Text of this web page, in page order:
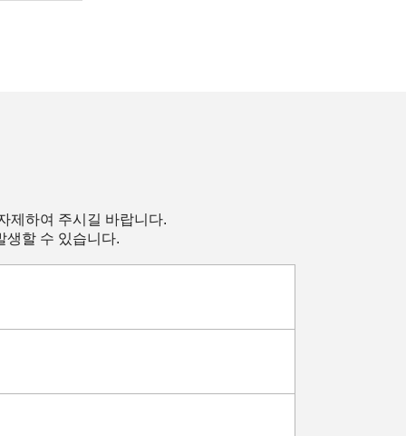
제하여 주시길 바랍니다.
생할 수 있습니다.